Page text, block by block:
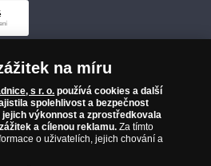
na míru
s r. o. používá cookies a další
spolehlivost a bezpečnost
výkonnost a zprostředkovala
a cílenou reklamu. Za tímto
o uživatelích, jejich chování a